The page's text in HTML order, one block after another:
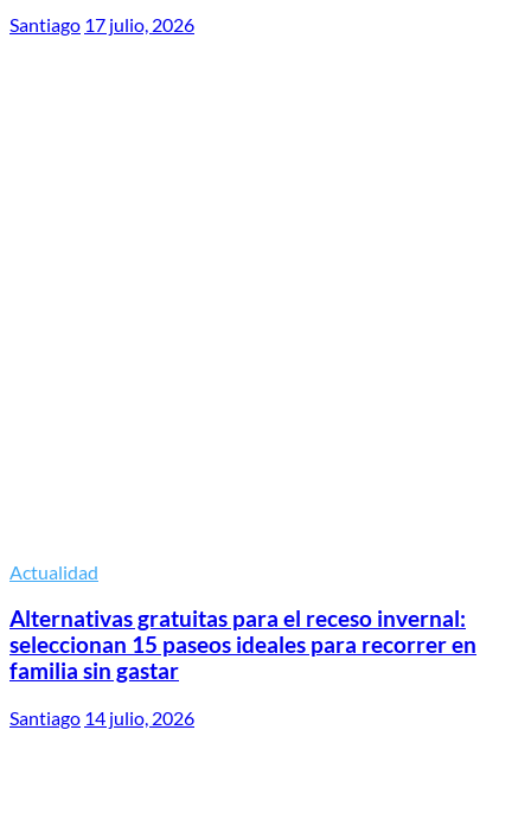
Santiago 17 julio, 2026
Actualidad
Alternativas gratuitas para el receso invernal:
seleccionan 15 paseos ideales para recorrer en
familia sin gastar
Santiago 14 julio, 2026